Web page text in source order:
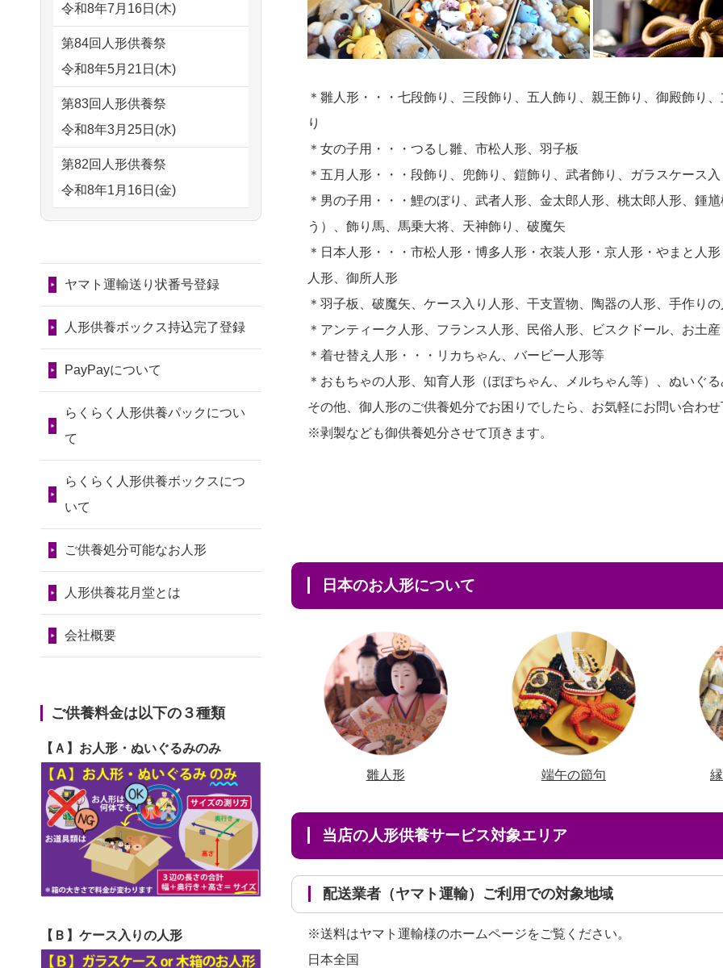
＊雛人形・・・七段飾り、三段飾り、五人飾り、親王飾り、御殿飾り
り
＊女の子用・・・つるし雛、市松人形、羽子板
＊五月人形・・・段飾り、兜飾り、鎧飾り、武者飾り、ガラスケース入
＊男の子用・・・鯉のぼり、武者人形、金太郎人形、桃太郎人形、鍾
う）、飾り馬、馬乗大将、天神飾り、破魔矢
＊日本人形・・・市松人形・博多人形・衣装人形・京人形・やまと人
人形、御所人形
＊羽子板、破魔矢、ケース入り人形、干支置物、陶器の人形、手作り
＊アンティーク人形、フランス人形、民俗人形、ビスクドール、お土産
＊着せ替え人形・・・リカちゃん、バービー人形等
＊おもちゃの人形、知育人形（ぽぽちゃん、メルちゃん等）、ぬいぐる
その他、御人形のご供養処分でお困りでしたら、お気軽にお問い合わ
※剥製なども御供養処分させて頂きます。
日本のお人形について
雛人形 端午の節句
当店の人形供養サービス対象エリア
配送業者（ヤマト運輸）ご利用での対象地域
※送料はヤマト運輸様のホームページをご覧ください。
日本全国
2026/08/02 11:15
千葉県の方からお申込み
2026/08/02 10:39
神奈川の方からお申込み
2026/08/02 09:15
神奈川の方からお申込み
2026/08/02 06:46
相模原の方からお申込み
東京都の方からお申込み
2026/08/01 11:07
2026/07/31 17:28
栃木県の方からお申込み
2026/07/31 10:29
2026/07/15 子供の頃から可愛
そう...
頼出来る点と申込までの方法
2026/07/11思い出のある人形
達を、ちゃんと供養したく、
2026/07/10家から近かったの
で。
2026/07/08 誰も住んでいない
実家の片付けを始めました。
...
2026/07/05 しっかりとお人形
たちの供養をしていただける
2026/06/30
ま引き取ってくださるのが助
か...
2026/06/28子どもの頃、妹と
一緒にお雛様を出しました。
いただけると思ったので、お
願...
が？
供養・処分したいのですが、
お雛様とお内裏様だ...
2024/01/13供養申込みの後、
供養祭までお人形はどうなっ
てるのですか？
が、きちんと供養してもらえ
るのですか？
お願いできますか？
2024/01/13供養後の通知はも
らえますか？
人形以外はどうしてるのです
か？
人形はどうなるのでしょう
か？
しても良いですか？
令和8年7月16日(木)
第84回人形供養祭
令和8年5月21日(木)
第83回人形供養祭
令和8年3月25日(水)
第82回人形供養祭
令和8年1月16日(金)
第81回人形供養祭
第80回人形供養祭
第79回人形供養祭
令和7年8月2日(土)
第78回人形供養祭
令和7年6月20日(金)
第76回人形供養祭
令和7年2月28日(金)
第75回人形供養祭
令和7年1月17日(金)
第73回人形供養祭
第72回人形供養祭
令和6年9月9日(月)
第71回人形供養祭
令和6年8月1日(木)
第70回人形供養祭
第69回人形供養祭
ヤマト運輸送り状番号登録
人形供養ボックス持込完了登録
PayPayについて
らくらく人形供養パックについ
て
らくらく人形供養ボックスにつ
いて
ご供養処分可能なお人形
人形供養花月堂とは
会社概要
ご供養料金は以下の３種類
【Ａ】お人形・ぬいぐるみのみ
【Ｂ】ケース入りの人形